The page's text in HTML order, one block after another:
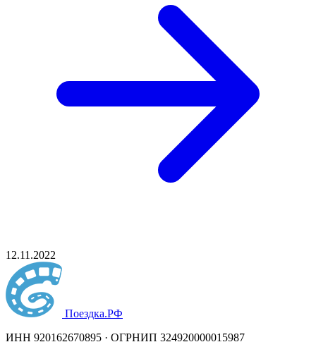
12.11.2022
Поездка.РФ
ИНН 920162670895 · ОГРНИП 324920000015987